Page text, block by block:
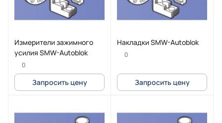
Измерители зажимного
усилия SMW-Autoblok
0
Запросить цену
Накладки SMW-Autoblok
0
Запросить цену